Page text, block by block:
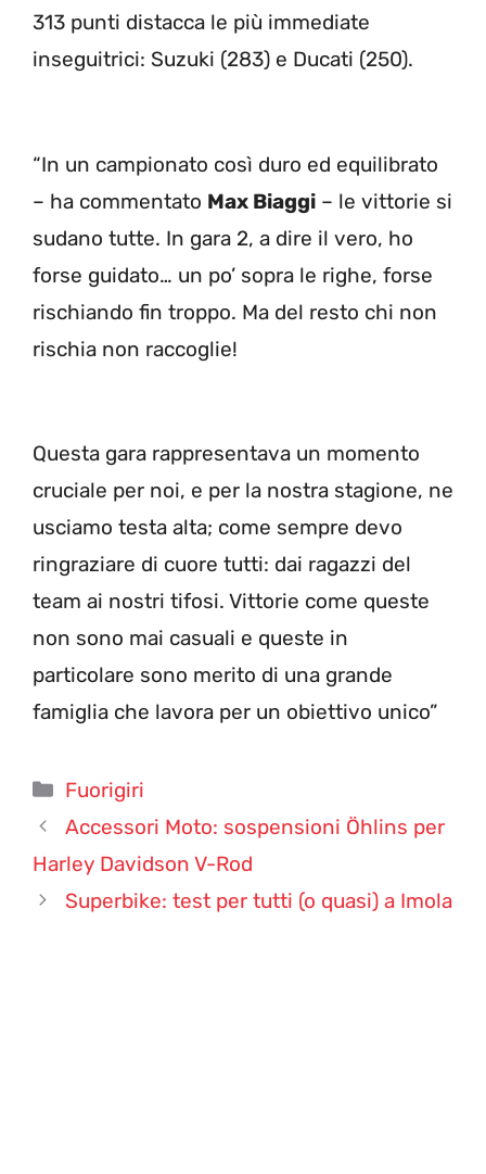
313 punti distacca le più immediate
inseguitrici: Suzuki (283) e Ducati (250).
“In un campionato così duro ed equilibrato
– ha commentato Max Biaggi – le vittorie si
sudano tutte. In gara 2, a dire il vero, ho
forse guidato… un po’ sopra le righe, forse
rischiando fin troppo. Ma del resto chi non
rischia non raccoglie!
Questa gara rappresentava un momento
cruciale per noi, e per la nostra stagione, ne
usciamo testa alta; come sempre devo
ringraziare di cuore tutti: dai ragazzi del
team ai nostri tifosi. Vittorie come queste
non sono mai casuali e queste in
particolare sono merito di una grande
famiglia che lavora per un obiettivo unico”
Categorie
Fuorigiri
Accessori Moto: sospensioni Öhlins per
Harley Davidson V-Rod
Superbike: test per tutti (o quasi) a Imola